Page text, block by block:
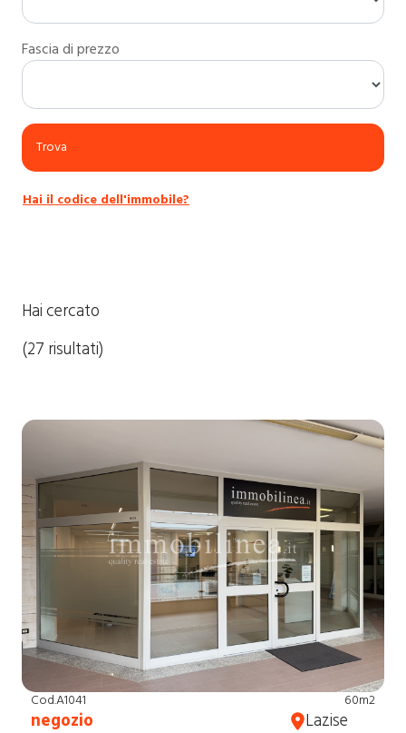
ITA
Fascia di prezzo
Hai il codice dell'immobile?
Hai cercato
(27 risultati)
Cod.A1041
negozio
60m2
Lazise